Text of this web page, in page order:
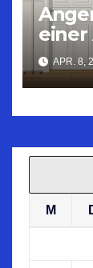
einer
APR. 8,
M